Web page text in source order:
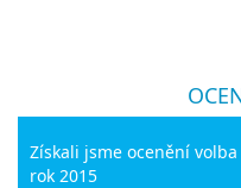
Získali jsme ocenění
rok 2015